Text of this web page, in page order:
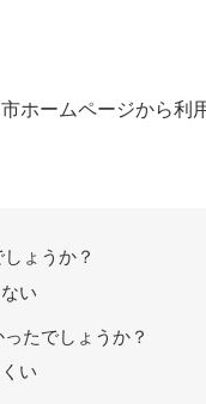
ホームページから利
ょうか？
い
たでしょうか？
い